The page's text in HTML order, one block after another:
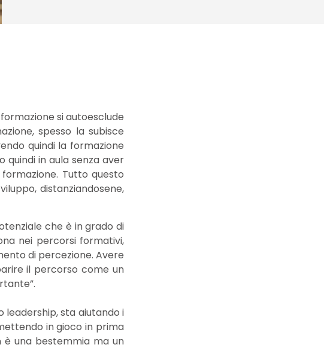
si autoesclude
spesso la subisce
quindi la formazione
in aula senza aver
Tutto questo
distanziandosene,
che è in grado di
nei percorsi formativi,
di percezione. Avere
il percorso come un
sta aiutando i
in gioco in prima
è una bestemmia ma un